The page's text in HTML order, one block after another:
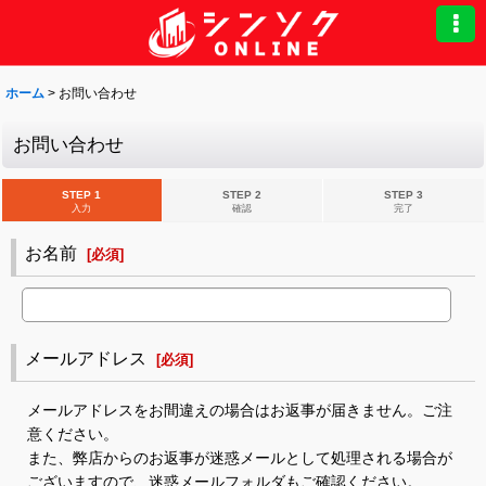
ホーム > お問い合わせ
お問い合わせ
STEP 1
入力
STEP 2
確認
STEP 3
完了
お名前 [必須]
メールアドレス [必須]
メールアドレスをお間違えの場合はお返事が届きません。ご注
意ください。
また、弊店からのお返事が迷惑メールとして処理される場合が
ございますので、迷惑メールフォルダもご確認ください。